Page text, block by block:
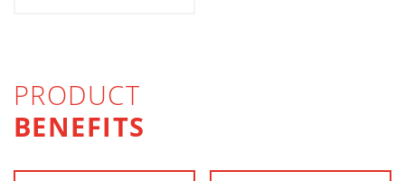
PRODUCT
BENEFITS